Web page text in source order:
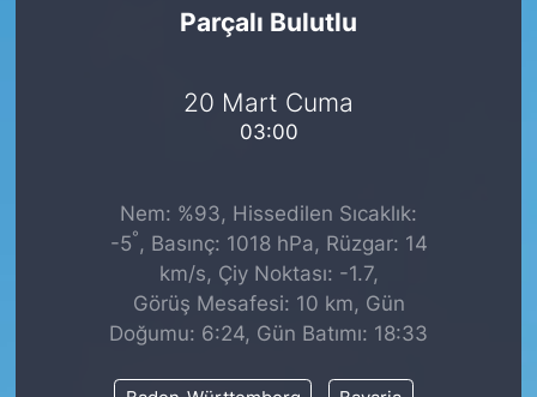
Parçalı Bulutlu
20 Mart Cuma
03:00
Nem: %93, Hissedilen Sıcaklık:
-5° , Basınç: 1018 hPa, Rüzgar: 14
km/s, Çiy Noktası: -1.7,
Görüş Mesafesi: 10 km, Gün
Doğumu: 6:24, Gün Batımı: 18:33